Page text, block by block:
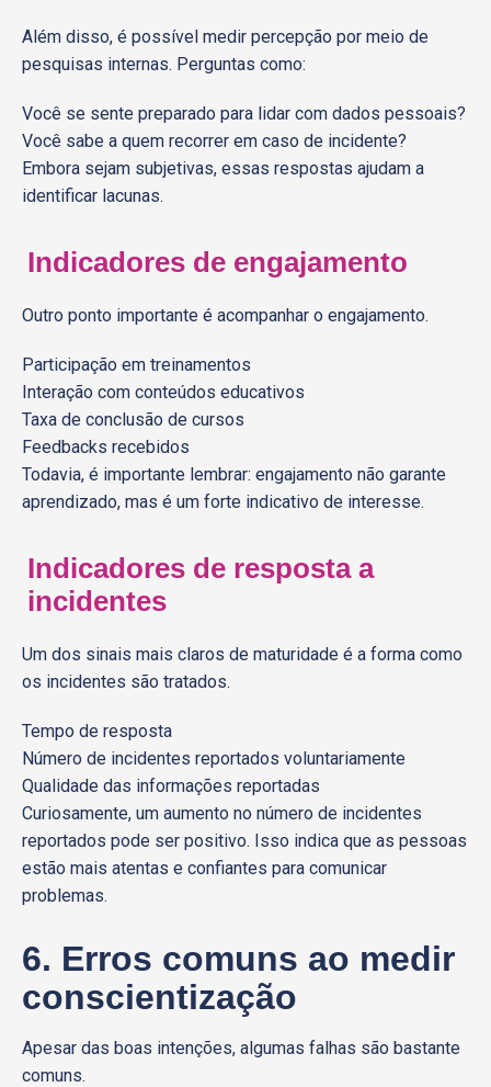
Além disso, é possível medir percepção por meio de
pesquisas internas. Perguntas como:
Você se sente preparado para lidar com dados pessoais?
Você sabe a quem recorrer em caso de incidente?
Embora sejam subjetivas, essas respostas ajudam a
identificar lacunas.
Indicadores de engajamento
Outro ponto importante é acompanhar o engajamento.
Participação em treinamentos
Interação com conteúdos educativos
Taxa de conclusão de cursos
Feedbacks recebidos
Todavia, é importante lembrar: engajamento não garante
aprendizado, mas é um forte indicativo de interesse.
Indicadores de resposta a
incidentes
Um dos sinais mais claros de maturidade é a forma como
os incidentes são tratados.
Tempo de resposta
Número de incidentes reportados voluntariamente
Qualidade das informações reportadas
Curiosamente, um aumento no número de incidentes
reportados pode ser positivo. Isso indica que as pessoas
estão mais atentas e confiantes para comunicar
problemas.
6. Erros comuns ao medir
conscientização
Apesar das boas intenções, algumas falhas são bastante
comuns.